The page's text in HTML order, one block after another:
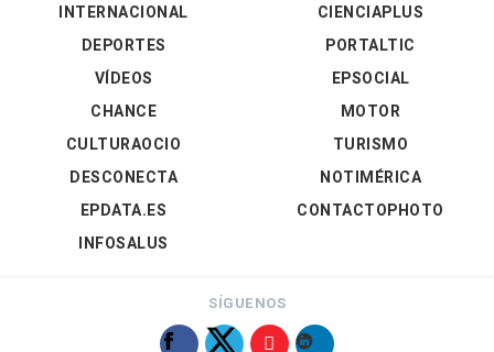
INTERNACIONAL
DEPORTES
VÍDEOS
CIENCIAPLUS
PORTALTIC
EPSOCIAL
CHANCE
CULTURAOCIO
DESCONECTA
EPDATA.ES
INFOSALUS
MOTOR
TURISMO
NOTIMÉRICA
CONTACTOPHOTO
SÍGUENOS